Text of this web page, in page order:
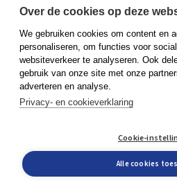
Gytha Heins
Boom Management Podcast:
Over de cookies op deze
We gebruiken cookies om content en
personaliseren, om functies voor
websiteverkeer te analyseren. Ook
gebruik van onze site met onze
adverteren en analyse.
Privacy- en cookieverklaring
Cookie-
Alle cookies